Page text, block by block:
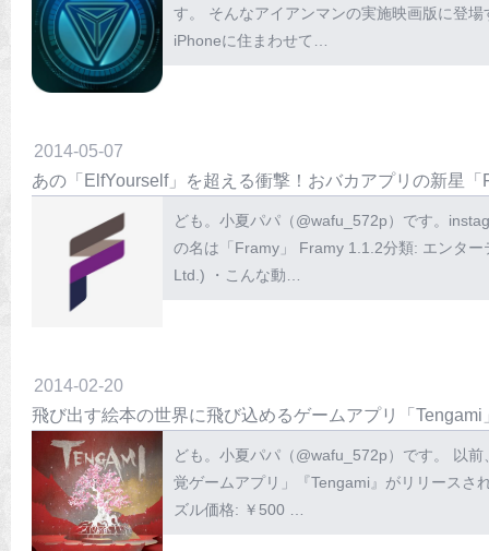
す。 そんなアイアンマンの実施映画版に登
iPhoneに住まわせて…
2014-05-07
あの「ElfYourself」を超える衝撃！おバカアプリの新星
ども。小夏パパ（@wafu_572p）です。
の名は「Framy」 Framy 1.1.2分類: エンタ
Ltd.) ・こんな動…
2014-02-20
飛び出す絵本の世界に飛び込めるゲームアプリ「
ども。小夏パパ（@wafu_572p）です。 以
覚ゲームアプリ」『Tengami』がリリースさ
ズル価格: ￥500 …